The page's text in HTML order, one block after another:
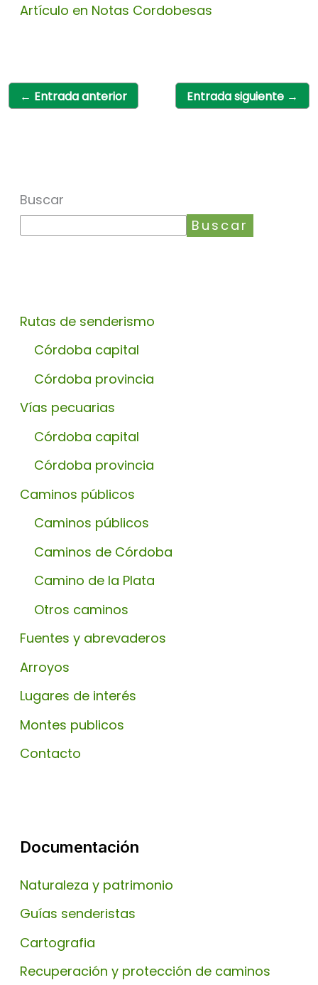
Artículo en Notas Cordobesas
← Entrada anterior Entrada siguiente →
Buscar
Buscar
Rutas de senderismo
Córdoba capital
Córdoba provincia
Vías pecuarias
Córdoba capital
Córdoba provincia
Caminos públicos
Caminos públicos
Caminos de Córdoba
Camino de la Plata
Otros caminos
Fuentes y abrevaderos
Arroyos
Lugares de interés
Montes publicos
Contacto
Documentación
Naturaleza y patrimonio
Guías senderistas
Cartografia
Recuperación y protección de caminos